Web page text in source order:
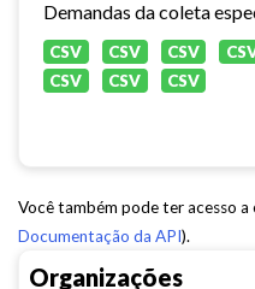
Organizações
CSV CSV CSV
CSV
CSV CSV
Você também pode ter acesso a
Documentação da API).